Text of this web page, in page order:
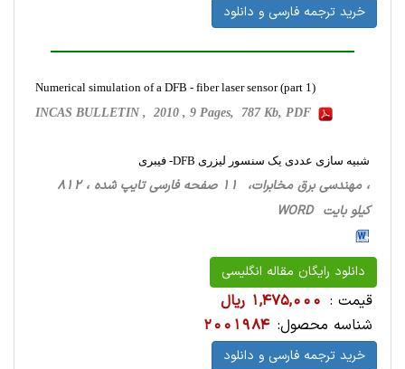
خرید ترجمه فارسی و دانلود
Numerical simulation of a DFB - fiber laser sensor (part 1)
INCAS BULLETIN , 2010 , 9 Pages, 787 Kb, PDF
شبیه سازی عددی یک سنسور لیزری DFB- فیبری
، مهندسی برق مخابرات، 11 صفحه فارسی تایپ شده ، 812
کیلو بایت WORD
دانلود رایگان مقاله انگلیسی
قیمت : 1,475,000 ریال
شناسه محصول: 2001984
خرید ترجمه فارسی و دانلود